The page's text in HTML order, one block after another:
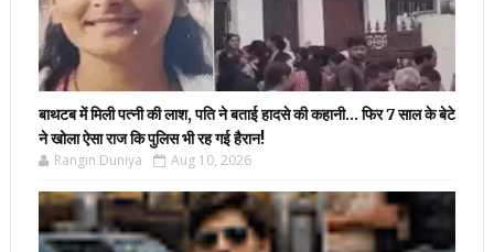
बाथटब में मिली पत्नी की लाश, पति ने बताई हादसे की कहानी… फिर 7 साल के बेटे
ने खोला ऐसा राज कि पुलिस भी रह गई हैरान!
Rangin Duniya Aug 10, 2026